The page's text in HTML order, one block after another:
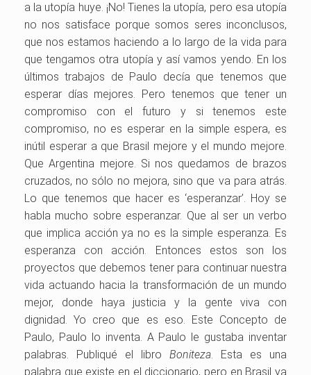
a la utopía huye. ¡No! Tienes la utopía, pero esa utopía
no nos satisface porque somos seres inconclusos,
que nos estamos haciendo a lo largo de la vida para
que tengamos otra utopía y así vamos yendo. En los
últimos trabajos de Paulo decía que tenemos que
esperar días mejores. Pero tenemos que tener un
compromiso con el futuro y si tenemos este
compromiso, no es esperar en la simple espera, es
inútil esperar a que Brasil mejore y el mundo mejore.
Que Argentina mejore. Si nos quedamos de brazos
cruzados, no sólo no mejora, sino que va para atrás.
Lo que tenemos que hacer es ‘esperanzar’. Hoy se
habla mucho sobre esperanzar. Que al ser un verbo
que implica acción ya no es la simple esperanza. Es
esperanza con acción. Entonces estos son los
proyectos que debemos tener para continuar nuestra
vida actuando hacia la transformación de un mundo
mejor, donde haya justicia y la gente viva con
dignidad. Yo creo que es eso. Este Concepto de
Paulo, Paulo lo inventa. A Paulo le gustaba inventar
palabras. Publiqué el libro Boniteza. Esta es una
palabra que existe en el diccionario, pero en Brasil ya